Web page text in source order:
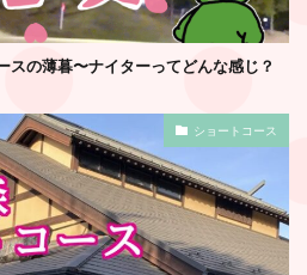
スの薄暮〜ナイターってどんな感じ？
ショートコース